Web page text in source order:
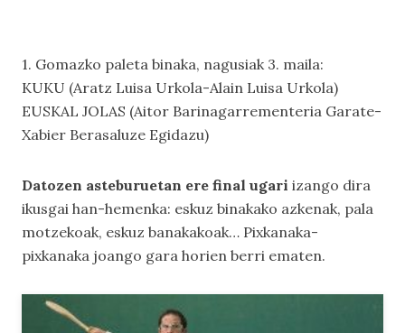
1. Gomazko paleta binaka, nagusiak 3. maila:
KUKU (Aratz Luisa Urkola-Alain Luisa Urkola)
EUSKAL JOLAS (Aitor Barinagarrementeria Garate-
Xabier Berasaluze Egidazu)
Datozen asteburuetan ere final ugari izango dira
ikusgai han-hemenka: eskuz binakako azkenak, pala
motzekoak, eskuz banakakoak… Pixkanaka-
pixkanaka joango gara horien berri ematen.